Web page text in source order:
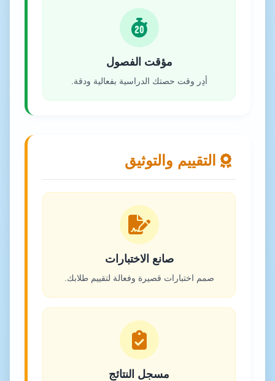
مؤقت الفصول
أدِر وقت حصتك الدراسية بفعالية ودقة.
التقييم والتوثيق
صانع الاختبارات
صمم اختبارات قصيرة وفعالة لتقييم طلابك.
مسجل النتائج